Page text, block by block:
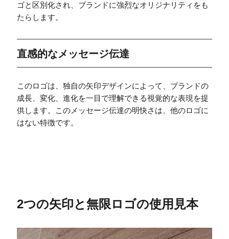
ゴと区別化され、ブランドに強烈なオリジナリティをも
たらします。
直感的なメッセージ伝達
このロゴは、独自の矢印デザインによって、ブランドの
成長、変化、進化を一目で理解できる視覚的な表現を提
供します。このメッセージ伝達の明快さは、他のロゴに
はない特徴です。
2つの矢印と無限ロゴの使用見本